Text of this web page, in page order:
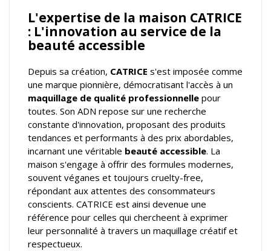
L'expertise de la maison CATRICE
: L'innovation au service de la
beauté accessible
Depuis sa création, CATRICE s'est imposée comme
une marque pionnière, démocratisant l'accès à un
maquillage de qualité professionnelle pour
toutes. Son ADN repose sur une recherche
constante d'innovation, proposant des produits
tendances et performants à des prix abordables,
incarnant une véritable beauté accessible. La
maison s'engage à offrir des formules modernes,
souvent véganes et toujours cruelty-free,
répondant aux attentes des consommateurs
conscients. CATRICE est ainsi devenue une
référence pour celles qui chercheent à exprimer
leur personnalité à travers un maquillage créatif et
respectueux.